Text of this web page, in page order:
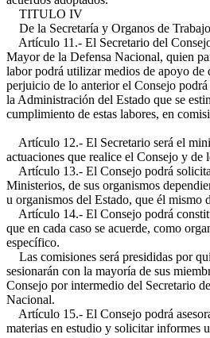
TITULO IV
De la Secretaría y Organos de
Artículo 11.- El Secretario del
Mayor de la Defensa Nacional, quien
labor podrá utilizar medios de apoyo de
perjuicio de lo anterior el Consejo
la Administración del Estado que se
cumplimiento de estas labores, en
Artículo 12.- El Secretario será el
actuaciones que realice el Consejo y de
Artículo 13.- El Consejo podrá
Ministerios, de sus organismos
u organismos del Estado, que él mismo
Artículo 14.- El Consejo podrá
que en cada caso se acuerde, como
específico.
Las comisiones será presididas por
sesionarán con la mayoría de sus
Consejo por intermedio del Secretario
Nacional.
Artículo 15.- El Consejo podrá
materias en estudio y solicitar informes